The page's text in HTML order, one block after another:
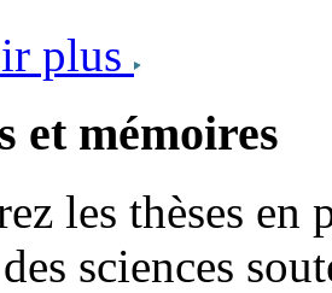
plus
et mémoires
les thèses
sciences